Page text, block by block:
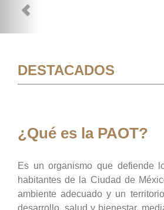
DESTACADOS
¿Qué es la PAOT?
Es un organismo que defiende
habitantes de la Ciudad de
ambiente adecuado y un
desarrollo, salud y bienestar,